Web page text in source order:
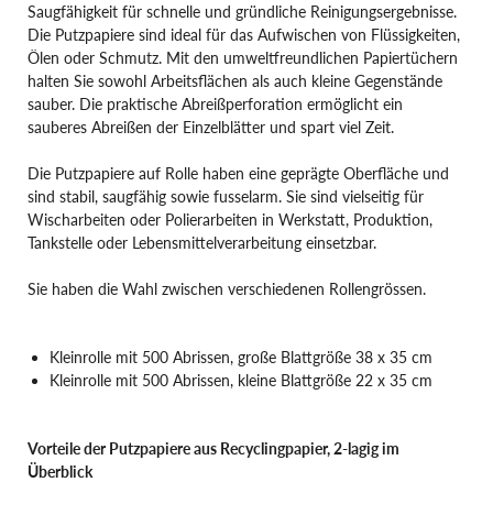
Saugfähigkeit für schnelle und gründliche Reinigungsergebnisse.
Die Putzpapiere sind ideal für das Aufwischen von Flüssigkeiten,
Ölen oder Schmutz. Mit den umweltfreundlichen Papiertüchern
halten Sie sowohl Arbeitsflächen als auch kleine Gegenstände
sauber. Die praktische Abreißperforation ermöglicht ein
sauberes Abreißen der Einzelblätter und spart viel Zeit.
Die Putzpapiere auf Rolle haben eine geprägte Oberfläche und
sind stabil, saugfähig sowie fusselarm. Sie sind vielseitig für
Wischarbeiten oder Polierarbeiten in Werkstatt, Produktion,
Tankstelle oder Lebensmittelverarbeitung einsetzbar.
Sie haben die Wahl zwischen verschiedenen Rollengrössen.
Kleinrolle mit 500 Abrissen, große Blattgröße 38 x 35 cm
Kleinrolle mit 500 Abrissen, kleine Blattgröße 22 x 35 cm
Vorteile der Putzpapiere aus Recyclingpapier, 2-lagig im
Überblick